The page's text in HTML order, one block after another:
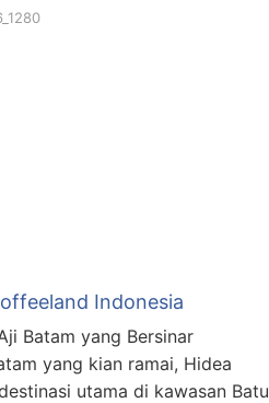
Indonesia
Batam yang Bersinar
yang kian ramai, Hidea
utama di kawasan Batu